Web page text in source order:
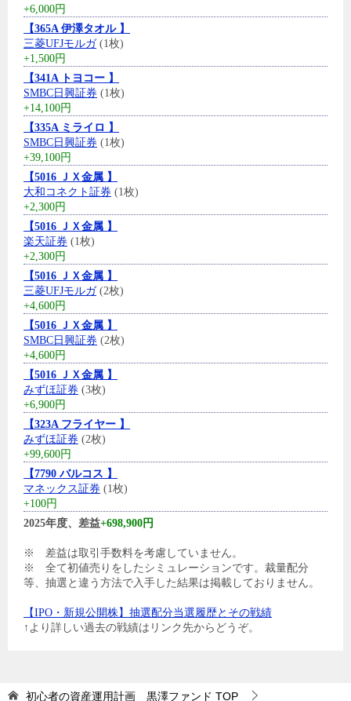
+6,000円
【365A 伊澤タオル 】
三菱UFJモルガ(1枚)
+1,500円
【341A トヨコー 】
SMBC日興証券 (1枚)
+14,100円
【335A ミライロ 】
SMBC日興証券 (1枚)
+39,100円
【5016 ＪＸ金属 】
大和コネクト証券 (1枚)
+2,300円
【5016 ＪＸ金属 】
楽天証券 (1枚)
+2,300円
【5016 ＪＸ金属 】
三菱UFJモルガ(2枚)
+4,600円
【5016 ＪＸ金属 】
SMBC日興証券 (2枚)
+4,600円
【5016 ＪＸ金属 】
みずほ証券 (3枚)
+6,900円
【323A フライヤー 】
みずほ証券 (2枚)
+99,600円
【7790 バルコス 】
マネックス証券 (1枚)
+100円
2025年度、差益+698,900円
※ 差益は取引手数料を考慮していません。
※ 全て初値売りをしたシミュレーションです。裁量配分
等、抽選と違う方法で入手した結果は掲載しておりません。
【IPO・新規公開株】抽選配分当選履歴とその戦績
↑より詳しい過去の戦績はリンク先からどうぞ。
初心者の資産運用計画 黒澤ファンド TOP